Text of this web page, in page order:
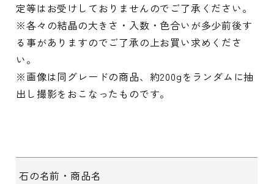
定等はお受けしておりませんのでご了承ください。
※各々の結晶の大きさ・入数・色合いが多少前後す
る事がありますのでご了承の上お買い求めくださ
い。
※画像は同グレードの商品、約200gをランダムに抽
出し撮影をおこなったものです。
石の名前・商品名